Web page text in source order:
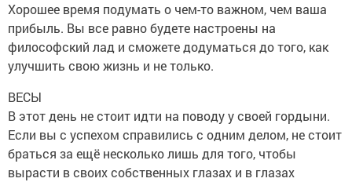
Хорошее время подумать о чем-то важном, чем ваша
прибыль. Вы все равно будете настроены на
философский лад и сможете додуматься до того, как
улучшить свою жизнь и не только.
ВЕСЫ
В этот день не стоит идти на поводу у своей гордыни.
Если вы с успехом справились с одним делом, не стоит
браться за ещё несколько лишь для того, чтобы
вырасти в своих собственных глазах и в глазах